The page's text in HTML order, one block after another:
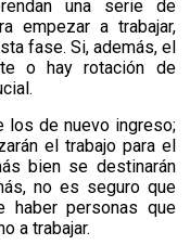
una serie de
empezar a trabajar,
fase. Si, además, el
o hay rotación de
los de nuevo ingreso;
el trabajo para el
bien se destinarán
no es seguro que
haber personas que
a trabajar.